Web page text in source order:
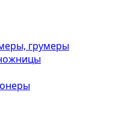
грумеры